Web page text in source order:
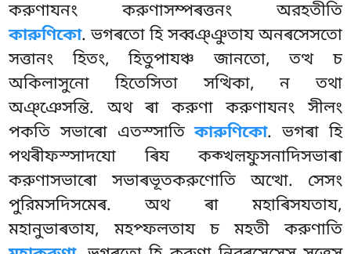
করুণাযনং করুণাসম্পৰত্তনং অরহতীতি
কারুণিকো. ভগৰতো হি সব্বঞ্ঞুতায অনৰসেসতো
সত্তানং হিতং, হিতুপাযঞ্চ জানতো, তত্থ চ
অকিলাসুনো হিতেসিতা সত্থিকা, ন তথা
অঞ্ঞেসন্তি. অথ ৰা করুণা করুণাযনং সীলং
পকতি সভাৰো এতস্সাতিকারুণিকো. ভগৰা হি
পথৰীফস্সাদযো ৰিয কক্খল়ফুসনাদিসভাৰা
করুণাসভাৰো সভাৰভূতকরুণোতি অত্থো. সেসং
পুরিমসদিসমেৰ. অথ ৰা মহাৰিসযতায,
মহানুভাৰতায, মহপ্ফলতায চ মহতী করুণাতি